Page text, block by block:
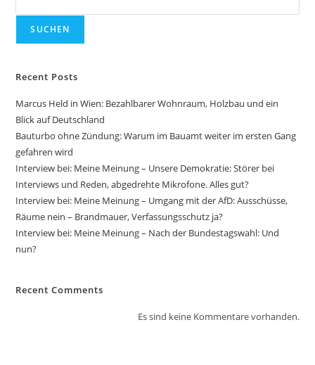
Deutschland
SUCHEN
Recent Posts
Marcus Held in Wien: Bezahlbarer Wohnraum, Holzbau und ein
Blick auf Deutschland
Bauturbo ohne Zündung: Warum im Bauamt weiter im ersten Gang
gefahren wird
Interview bei: Meine Meinung – Unsere Demokratie: Störer bei
Interviews und Reden, abgedrehte Mikrofone. Alles gut?
Interview bei: Meine Meinung – Umgang mit der AfD: Ausschüsse,
Räume nein – Brandmauer, Verfassungsschutz ja?
Interview bei: Meine Meinung – Nach der Bundestagswahl: Und
nun?
Recent Comments
Es sind keine Kommentare vorhanden.